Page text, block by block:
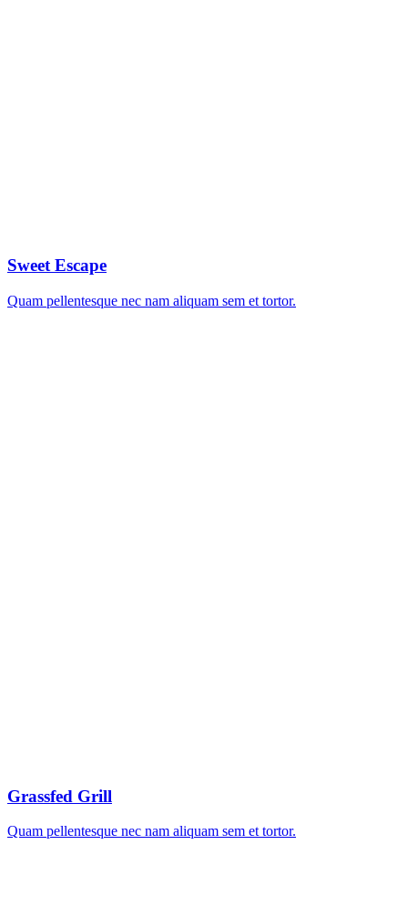
Sweet Escape
Quam pellentesque nec nam aliquam sem et tortor.
Grassfed Grill
Quam pellentesque nec nam aliquam sem et tortor.